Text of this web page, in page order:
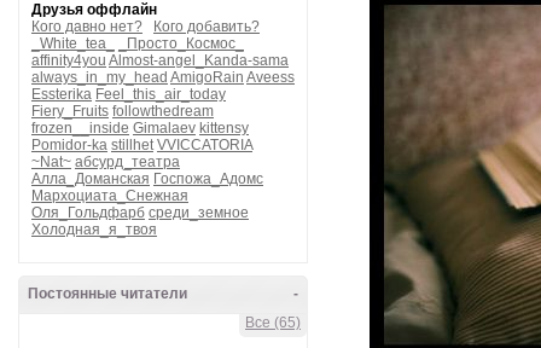
Друзья оффлайн
Кого давно нет?
Кого добавить?
_White_tea_
_Просто_Космос_
affinity4you Almost-angel_Kanda-sama
always_in_my_head AmigoRain Aveess
Essterika Feel_this_air_today
Fiery_Fruits followthedream
frozen__inside Gimalaev kittensy
Pomidor-ka stillhet VVICCATORIA
~Nat~ абсурд_театра
Алла_Доманская Госпожа_Адомс
Мархоциата_Снежная
Оля_Гольдфарб среди_земное
Холодная_я_твоя
-
Постоянные читатели
Все (65)